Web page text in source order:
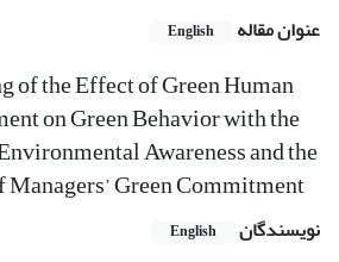
عنوان مقاله English
of the Effect of Green Human
on Green Behavior with the
Awareness and the
Green Commitment
نویسندگان English